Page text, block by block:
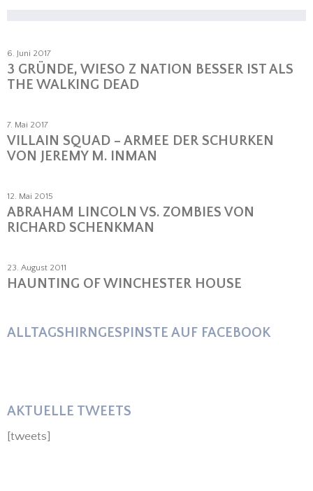
6. Juni 2017
3 GRÜNDE, WIESO Z NATION BESSER IST ALS
THE WALKING DEAD
7. Mai 2017
VILLAIN SQUAD – ARMEE DER SCHURKEN
VON JEREMY M. INMAN
12. Mai 2015
ABRAHAM LINCOLN VS. ZOMBIES VON
RICHARD SCHENKMAN
23. August 2011
HAUNTING OF WINCHESTER HOUSE
ALLTAGSHIRNGESPINSTE AUF FACEBOOK
AKTUELLE TWEETS
[tweets]